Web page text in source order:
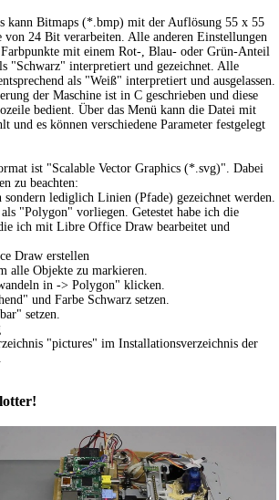
kann Bitmaps (*.bmp) mit der Auflösung 55 x 55
24 Bit verarbeiten. Alle anderen Einstellungen
mit einem Rot-, Blau- oder Grün-Anteil
"Schwarz" interpretiert und gezeichnet. Alle
als "Weiß" interpretiert und ausgelassen.
der Maschine ist in C geschrieben und diese
bedient. Über das Menü kann die Datei mit
und es können verschiedene Parameter festgelegt
ist "Scalable Vector Graphics (*.svg)". Dabei
zu beachten:
sondern lediglich Linien (Pfade) gezeichnet werden.
als "Polygon" vorliegen. Getestet habe ich die
ich mit Libre Office Draw bearbeitet und
Draw erstellen
alle Objekte zu markieren.
in -> Polygon" klicken.
und Farbe Schwarz setzen.
setzen.
"pictures" im Installationsverzeichnis der